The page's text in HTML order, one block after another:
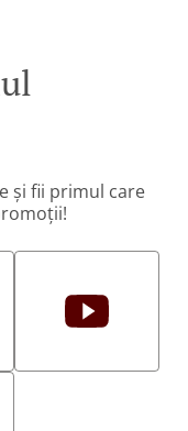
și fii primul care